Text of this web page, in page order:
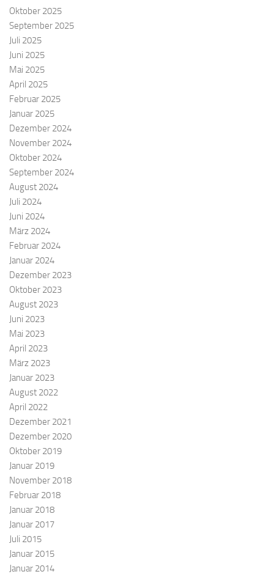
Oktober 2025
September 2025
Juli 2025
Juni 2025
Mai 2025
April 2025
Februar 2025
Januar 2025
Dezember 2024
November 2024
Oktober 2024
September 2024
August 2024
Juli 2024
Juni 2024
März 2024
Februar 2024
Januar 2024
Dezember 2023
Oktober 2023
August 2023
Juni 2023
Mai 2023
April 2023
März 2023
Januar 2023
August 2022
April 2022
Dezember 2021
Dezember 2020
Oktober 2019
Januar 2019
November 2018
Februar 2018
Januar 2018
Januar 2017
Juli 2015
Januar 2015
Januar 2014